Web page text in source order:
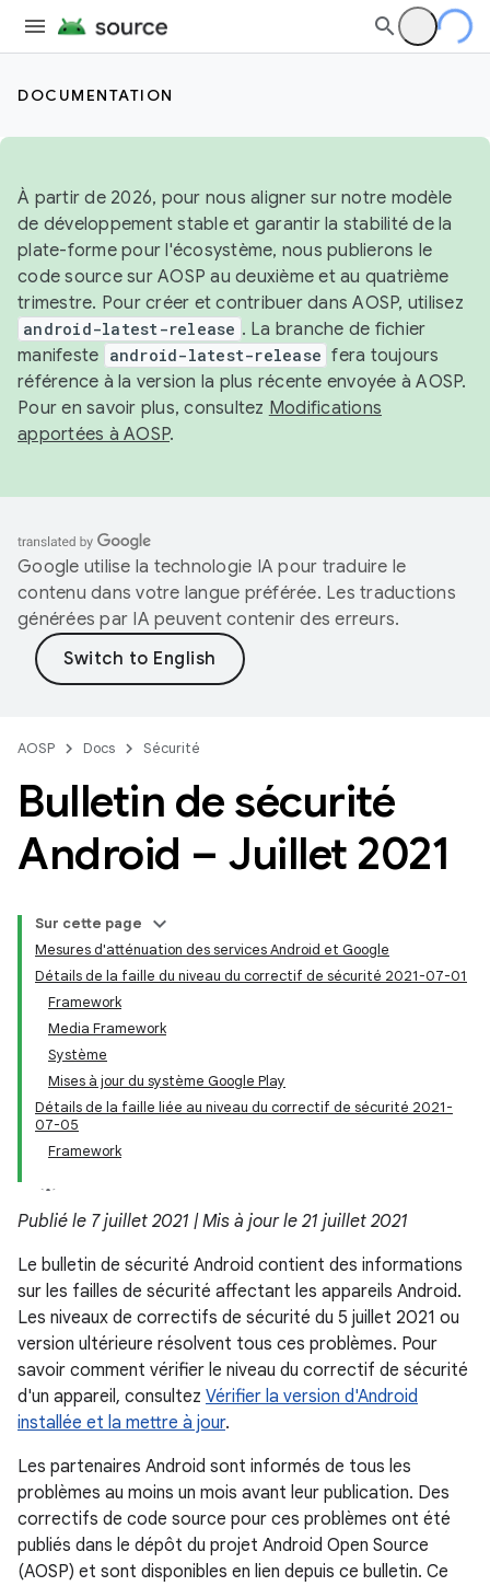
DOCUMENTATION
À partir de 2026, pour nous aligner sur notre modèle
de développement stable et garantir la stabilité de la
plate-forme pour l'écosystème, nous publierons le
code source sur AOSP au deuxième et au quatrième
trimestre. Pour créer et contribuer dans AOSP, utilisez
android-latest-release . La branche de fichier
manifeste android-latest-release fera toujours
référence à la version la plus récente envoyée à AOSP.
Pour en savoir plus, consultez Modifications
apportées à AOSP.
Google utilise la technologie IA pour traduire le
contenu dans votre langue préférée. Les traductions
générées par IA peuvent contenir des erreurs.
AOSP Docs Sécurité
Bulletin de sécurité
Android – Juillet 2021
Sur cette page
Mesures d'atténuation des services Android et Google
Détails de la faille du niveau du correctif de sécurité 2021-07-01
Framework
Media Framework
Système
Mises à jour du système Google Play
Détails de la faille liée au niveau du correctif de sécurité 2021-
07-05
Framework
Publié le 7 juillet 2021 | Mis à jour le 21 juillet 2021
Le bulletin de sécurité Android contient des informations
sur les failles de sécurité affectant les appareils Android.
Les niveaux de correctifs de sécurité du 5 juillet 2021 ou
version ultérieure résolvent tous ces problèmes. Pour
savoir comment vérifier le niveau du correctif de sécurité
d'un appareil, consultez Vérifier la version d'Android
installée et la mettre à jour.
Les partenaires Android sont informés de tous les
problèmes au moins un mois avant leur publication. Des
correctifs de code source pour ces problèmes ont été
publiés dans le dépôt du projet Android Open Source
(AOSP) et sont disponibles en lien depuis ce bulletin. Ce